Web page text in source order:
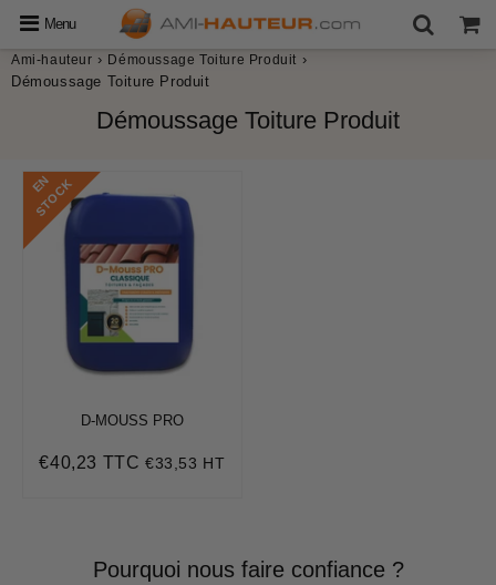
Menu
Ami-hauteur › Démoussage Toiture Produit ›
Démoussage Toiture Produit
Démoussage Toiture Produit
E
N
S
T
O
C
K
D-MOUSS PRO
Prix
€40,23 TTC€40,23
€33,53 HT
Pourquoi nous faire confiance ?